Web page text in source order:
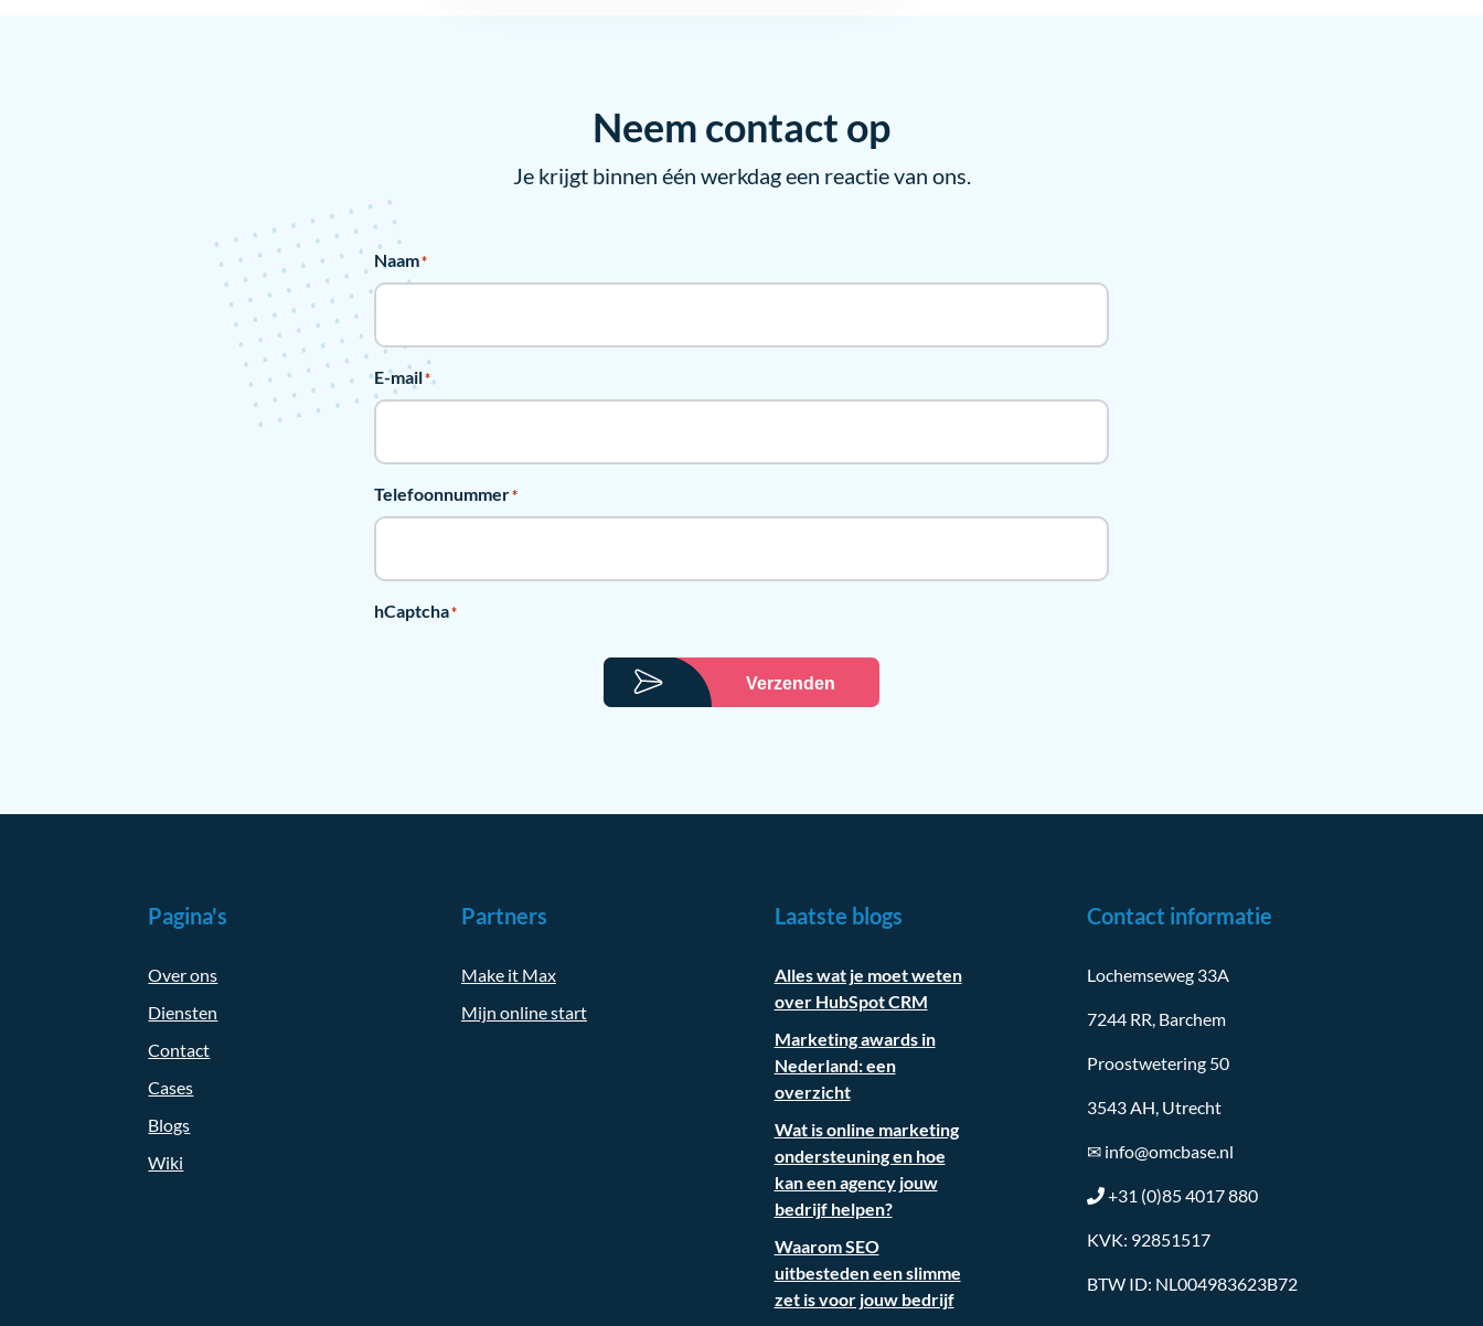
Neem contact op
Je krijgt binnen één werkdag een reactie van ons.
Naam*
E-mail*
Telefoonnummer*
hCaptcha*
Verzenden
Pagina's
Over ons
Diensten
Contact
Cases
Blogs
Wiki
Partners
Make it Max
Mijn online start
Laatste blogs
Alles wat je moet weten
over HubSpot CRM
Marketing awards in
Nederland: een
overzicht
Wat is online marketing
ondersteuning en hoe
kan een agency jouw
bedrijf helpen?
Waarom SEO
uitbesteden een slimme
zet is voor jouw bedrijf
Contact informatie
Lochemseweg 33A
7244 RR, Barchem
Proostwetering 50
3543 AH, Utrecht
✉ info@omcbase.nl
+31 (0)85 4017 880
KVK: 92851517
BTW ID: NL004983623B72